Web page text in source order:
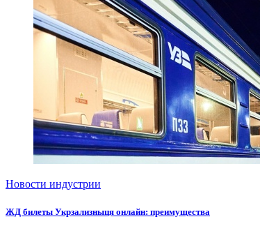
Новости индустрии
ЖД билеты Укрзализныця онлайн: преимущества